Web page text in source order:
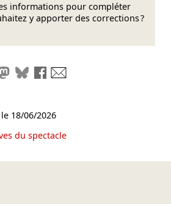
informations pour compléter
y apporter des corrections ?
le liensur LinkedIn
Partager sur Mastodon
Partager sur Bluesky
Partager sur Facebook
18/06/2026
du spectacle